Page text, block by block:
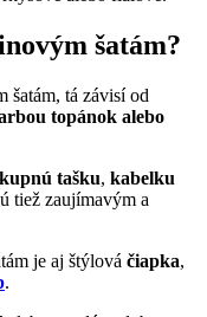
šatám?
tá závisí od
topánok alebo
tašku, kabelku
tiež zaujímavým a
je aj štýlová čiapka,
.